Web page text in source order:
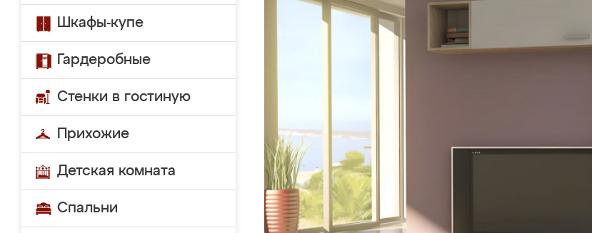
Шкафы-купе
Гардеробные
Стенки в гостиную
Прихожие
Детская комната
Спальни